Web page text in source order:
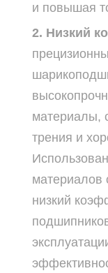
и повышая
2. Низкий
материалы,
трения и
материалов
низкий